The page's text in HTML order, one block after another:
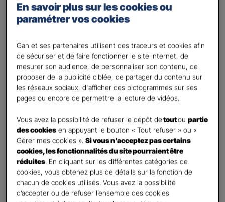
Madame
Contact*
First Last
Téléphone*
United
States
+1
E-mail*
Informations complémentaires (facultatif)
En savoir plus sur les cookies ou
paramétrer vos cookies
Gan et ses partenaires utilisent des traceurs et cookies afin
de sécuriser et de faire fonctionner le site internet, de
mesurer son audience, de personnaliser son contenu, de
proposer de la publicité ciblée, de partager du contenu sur
les réseaux sociaux, d'afficher des pictogrammes sur ses
pages ou encore de permettre la lecture de vidéos.
Vous avez la possibilité de refuser le dépôt detoutoupartie
des cookies en appuyant le bouton « Tout refuser » ou «
Gérer mes cookies ».Si vous n’acceptez pas certains
cookies, les fonctionnalités du site pourraient être
réduites. En cliquant sur les différentes catégories de
cookies, vous obtenez plus de détails sur la fonction de
chacun de cookies utilisés. Vous avez la possibilité
d’accepter ou de refuser l’ensemble des cookies